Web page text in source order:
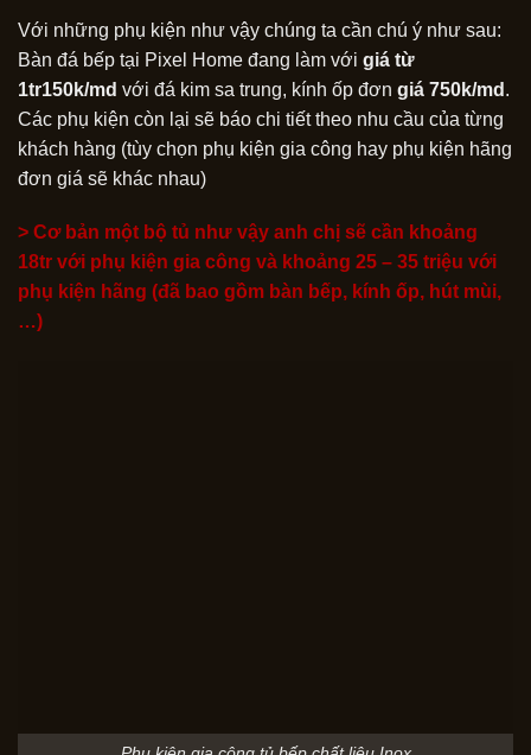
Với những phụ kiện như vậy chúng ta cần chú ý như sau:
Bàn đá bếp tại Pixel Home đang làm với giá từ
1tr150k/md với đá kim sa trung, kính ốp đơn giá 750k/md .
Các phụ kiện còn lại sẽ báo chi tiết theo nhu cầu của từng
khách hàng (tùy chọn phụ kiện gia công hay phụ kiện hãng
đơn giá sẽ khác nhau)
> Cơ bản một bộ tủ như vậy anh chị sẽ cần khoảng
18tr với phụ kiện gia công và khoảng 25 – 35 triệu với
phụ kiện hãng (đã bao gồm bàn bếp, kính ốp, hút mùi,
…)